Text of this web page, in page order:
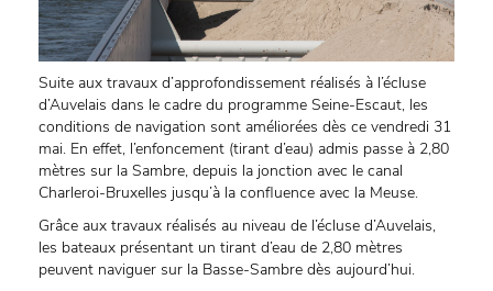
Suite aux travaux d’approfondissement réalisés à l’écluse
d’Auvelais dans le cadre du programme Seine-Escaut, les
conditions de navigation sont améliorées dès ce vendredi 31
mai. En effet, l’enfoncement (tirant d’eau) admis passe à 2,80
mètres sur la Sambre, depuis la jonction avec le canal
Charleroi-Bruxelles jusqu’à la confluence avec la Meuse.
Grâce aux travaux réalisés au niveau de l’écluse d’Auvelais,
les bateaux présentant un tirant d’eau de 2,80 mètres
peuvent naviguer sur la Basse-Sambre dès aujourd’hui.